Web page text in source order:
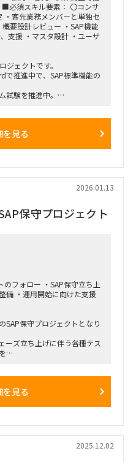
■必須スキル要素： 〇コンサ
・客先業務メンバーと単独セ
要設計レビュー ・SAP機能
支援 ・マスタ設計 ・ユーザ
ジェクトです。
で推進中で、SAP標準機能の
試験を推進中。
※PSと連動経験が必要
見る
2026.01.13
保守プロジェクト
のフォロー ・SAP保守立ち上
備 ・運用開始に向けた支援
SAP保守プロジェクトとなり
ーズ立ち上げに伴う各種テス
見る
2025.12.02